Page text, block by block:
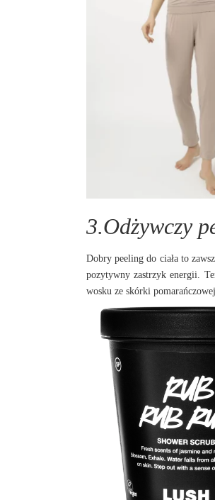
3.Odżywczy
Dobry peeling do ciała to
pozytywny zastrzyk energii.
wosku ze skórki